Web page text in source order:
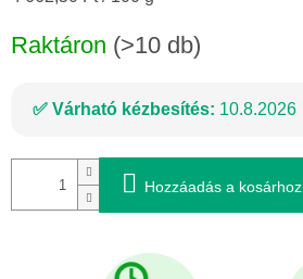
Raktáron (>10 db)
Várható kézbesítés: 10.8.2026
Hozzáadás a kosárhoz